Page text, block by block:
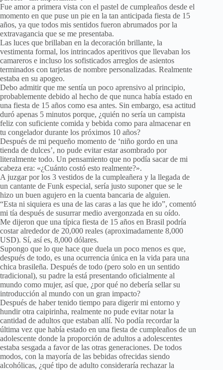
Fue amor a primera vista con el pastel de cumpleaños desde el
momento en que puse un pie en la tan anticipada fiesta de 15
años, ya que todos mis sentidos fueron abrumados por la
extravagancia que se me presentaba.
Las luces que brillaban en la decoración brillante, la
vestimenta formal, los intrincados aperitivos que llevaban los
camareros e incluso los sofisticados arreglos de asientos
terminados con tarjetas de nombre personalizadas. Realmente
estaba en su apogeo.
Debo admitir que me sentía un poco aprensivo al principio,
probablemente debido al hecho de que nunca había estado en
una fiesta de 15 años como esa antes. Sin embargo, esa actitud
duró apenas 5 minutos porque, ¿quién no sería un campista
feliz con suficiente comida y bebida como para almacenar en
tu congelador durante los próximos 10 años?
Después de mi pequeño momento de ‘niño gordo en una
tienda de dulces’, no pude evitar estar asombrado por
literalmente todo. Un pensamiento que no podía sacar de mi
cabeza era: «¿Cuánto costó esto realmente?».
A juzgar por los 3 vestidos de la cumpleañera y la llegada de
un cantante de Funk especial, sería justo suponer que se le
hizo un buen agujero en la cuenta bancaria de alguien.
“Esta ni siquiera es una de las caras a las que he ido”, comentó
mi tía después de susurrar medio avergonzada en su oído.
Me dijeron que una típica fiesta de 15 años en Brasil podría
costar alrededor de 20,000 reales (aproximadamente 8,000
USD). Sí, así es, 8,000 dólares.
Supongo que lo que hace que duela un poco menos es que,
después de todo, es una ocurrencia única en la vida para una
chica brasileña. Después de todo (pero solo en un sentido
tradicional), su padre la está presentando oficialmente al
mundo como mujer, así que, ¿por qué no debería sellar su
introducción al mundo con un gran impacto?
Después de haber tenido tiempo para digerir mi entorno y
hundir otra caipirinha, realmente no pude evitar notar la
cantidad de adultos que estaban allí. No podía recordar la
última vez que había estado en una fiesta de cumpleaños de un
adolescente donde la proporción de adultos a adolescentes
estaba sesgada a favor de las otras generaciones. De todos
modos, con la mayoría de las bebidas ofrecidas siendo
alcohólicas, ¿qué tipo de adulto consideraría rechazar la